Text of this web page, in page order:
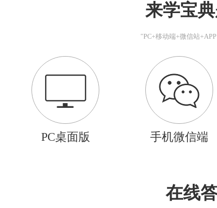
来学宝
"PC+移动端+微信站
PC桌面版 手机微信端
在线